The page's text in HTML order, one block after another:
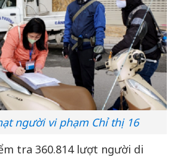
người vi phạm Chỉ thị 16
tra 360.814 lượt người di